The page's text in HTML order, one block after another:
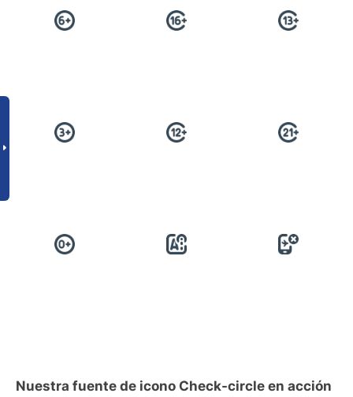
Nuestra fuente de icono Check-circle en acción